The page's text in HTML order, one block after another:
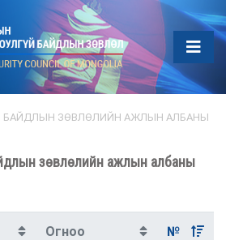
БАЙДЛЫН ЗӨВЛӨЛИЙН АЖЛЫН АЛБАНЫ
зөвлөлийн ажлын албаны
Огноо №